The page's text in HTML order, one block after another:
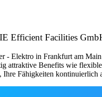
Efficient Facilities
- Elektro in Frankfurt am
Benefits wie
Fähigkeiten kontinuierlich